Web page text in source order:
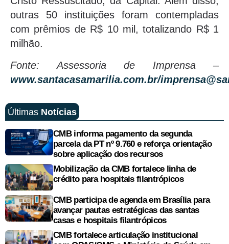
outras 50 instituições foram contempladas
com prêmios de R$ 10 mil, totalizando R$ 1
milhão.
Fonte: Assessoria de Imprensa –
www.santacasamarilia.com.br/
Últimas Notícias
CMB informa pagamento da segunda
parcela da PT nº 9.760 e reforça orientação
sobre aplicação dos recursos
Mobilização da CMB fortalece linha de
crédito para hospitais filantrópicos
CMB participa de agenda em Brasília para
avançar pautas estratégicas das santas
casas e hospitais filantrópicos
CMB fortalece articulação institucional